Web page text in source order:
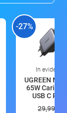
-27%
In evidenza
UGREEN
65W
USB C
29,99 €